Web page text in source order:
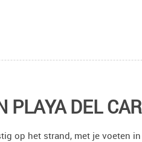
PLAYA DEL
op het strand, met je voeten